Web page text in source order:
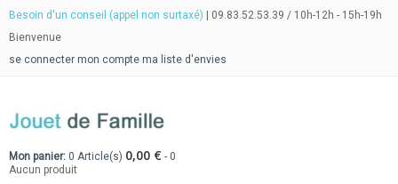
Besoin d'un conseil (appel non surtaxé) | 09.83.52.53.39 / 10h-12h - 15h-19h
Bienvenue
se connecter mon compte ma liste d'envies
Mon panier: 0 Article(s) 0,00 € - 0
Aucun produit